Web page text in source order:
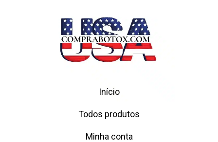
Início
Todos produtos
Minha conta